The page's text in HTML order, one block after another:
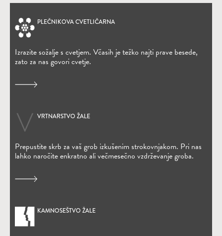
PLEČNIKOVA CVETLIČARNA
Izrazite sožalje s cvetjem. Včasih je težko najti prave besede,
zato za nas govori cvetje.
(Odpre se v novem oknu)
VRTNARSTVO ŽALE
Prepustite skrb za vaš grob izkušenim strokovnjakom. Pri nas
lahko naročite enkratno ali večmesečno vzdrževanje groba.
KAMNOSEŠTVO ŽALE